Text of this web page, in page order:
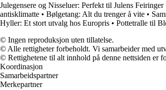
Julegensere og Nisseluer: Perfekt til Julens Feiringer
antisklimatte • Bølgetang: Alt du trenger å vite •
Hyller: Et stort utvalg hos Europris • Pottetralle til
© Ingen reproduksjon uten tillatelse.
© Alle rettigheter forbeholdt. Vi samarbeider med
© Rettighetene til alt innhold på denne nettsiden er
Koordinasjon
Samarbeidspartner
Merkepartner